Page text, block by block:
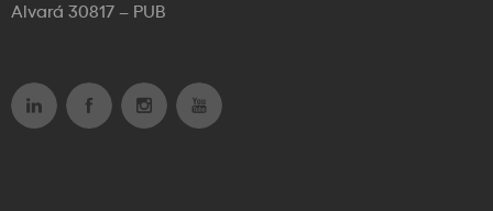
Alvará 30817 – PUB